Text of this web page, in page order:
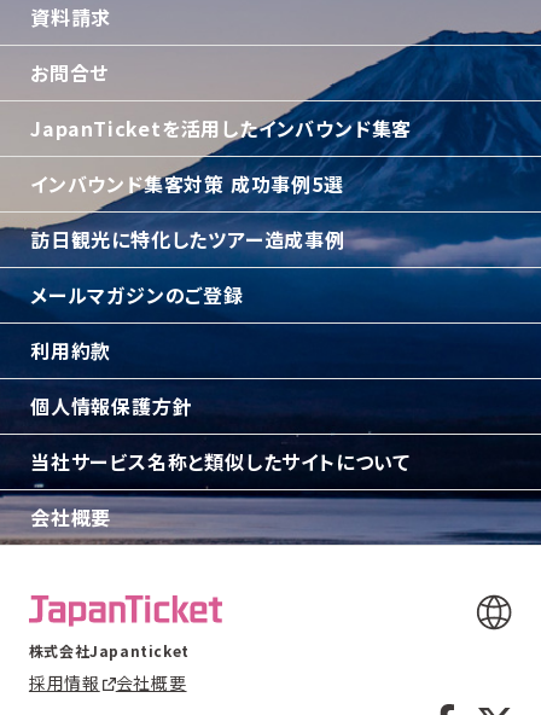
資料請求
お問合せ
JapanTicketを活用したインバウンド集客
インバウンド集客対策 成功事例5選
訪日観光に特化したツアー造成事例
メールマガジンのご登録
利用約款
個人情報保護方針
当社サービス名称と類似したサイトについて
会社概要
株式会社Japanticket
採用情報 会社概要